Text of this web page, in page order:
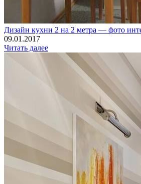
Дизайн кухни 2 на 2 метра — фото
09.01.2017
Читать далее